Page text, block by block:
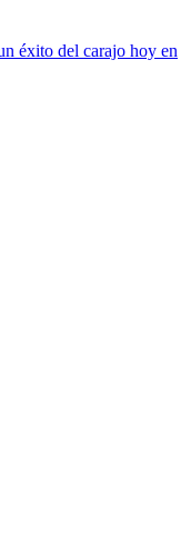
éxito del carajo hoy en